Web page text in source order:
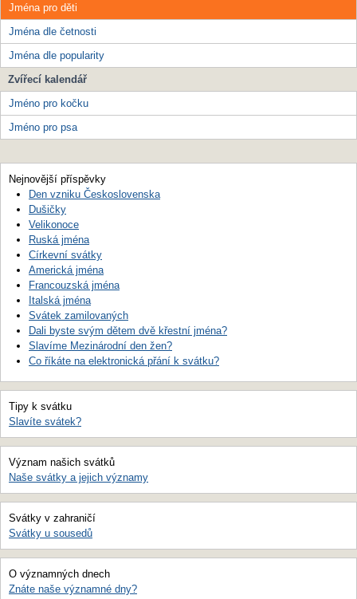
Jména pro děti
Jména dle četnosti
Jména dle popularity
Zvířecí kalendář
Jméno pro kočku
Jméno pro psa
Nejnovější příspěvky
Den vzniku Československa
Dušičky
Velikonoce
Ruská jména
Církevní svátky
Americká jména
Francouzská jména
Italská jména
Svátek zamilovaných
Dali byste svým dětem dvě křestní jména?
Slavíme Mezinárodní den žen?
Co říkáte na elektronická přání k svátku?
Tipy k svátku
Slavíte svátek?
Význam našich svátků
Naše svátky a jejich významy
Svátky v zahraničí
Svátky u sousedů
O významných dnech
Znáte naše významné dny?